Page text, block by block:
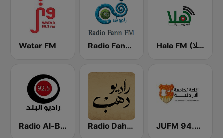
Watar FM Radio Fann (راديو فن) Hala FM (راديو هلا)
Radio Al-Balad 92.5 (راديو البلد) Radio Dahab - راديو دهب JUFM 94.9 (إذاعة الجامعة الأردنية)